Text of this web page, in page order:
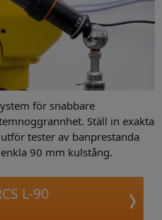
för snabbare
Ställ in exakta
tester av banprestanda
90 mm kulstång.
L-90